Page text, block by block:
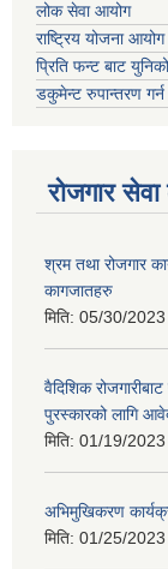
लोक सेवा आयोग
राष्ट्रिय योजना आयोग
प्रिति फन्ट बाट
डकुमेन्ट रुपान्तरण गर्न
रोजगार
श्रम तथा रोजगार
कागजातहरु
मिति: 05/30/
वैदिशिक
पुरस्कारको लागि
मिति: 01/19/
अभिमुखिकरण
मिति: 01/25/